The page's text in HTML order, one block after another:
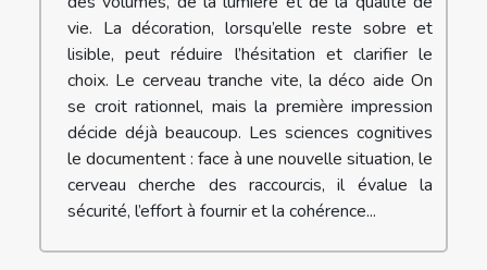
vie. La décoration, lorsqu’elle reste sobre et
lisible, peut réduire l’hésitation et clarifier le
choix. Le cerveau tranche vite, la déco aide On
se croit rationnel, mais la première impression
décide déjà beaucoup. Les sciences cognitives
le documentent : face à une nouvelle situation, le
cerveau cherche des raccourcis, il évalue la
sécurité, l’effort à fournir et la cohérence...